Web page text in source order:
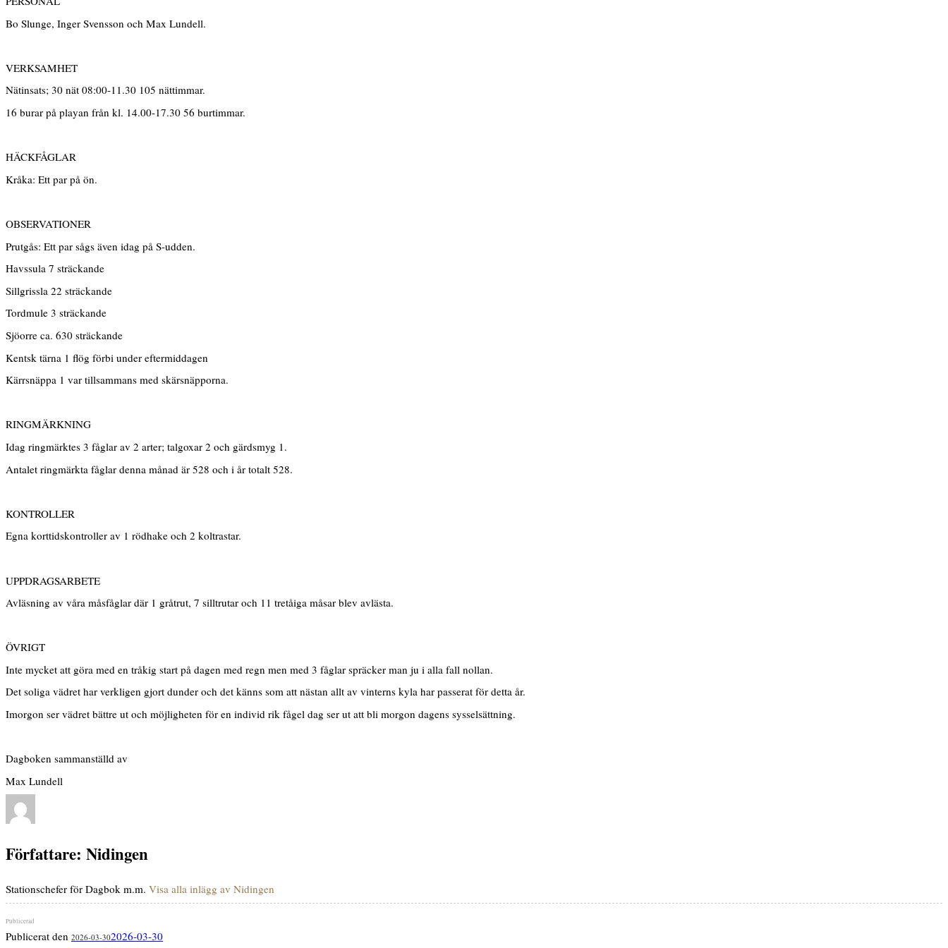
Bo Slunge, Inger Svensson och Max Lundell.
VERKSAMHET
Nätinsats; 30 nät 08:00-11.30 105 nättimmar.
16 burar på playan från kl. 14.00-17.30 56 burtimmar.
HÄCKFÅGLAR
Kråka: Ett par på ön.
OBSERVATIONER
Prutgås: Ett par sågs även idag på S-udden.
Havssula 7 sträckande
Sillgrissla 22 sträckande
Tordmule 3 sträckande
Sjöorre ca. 630 sträckande
Kentsk tärna 1 flög förbi under eftermiddagen
Kärrsnäppa 1 var tillsammans med skärsnäpporna.
RINGMÄRKNING
Idag ringmärktes 3 fåglar av 2 arter; talgoxar 2 och gärdsmyg 1.
Antalet ringmärkta fåglar denna månad är 528 och i år totalt 528.
KONTROLLER
Egna korttidskontroller av 1 rödhake och 2 koltrastar.
UPPDRAGSARBETE
Avläsning av våra måsfåglar där 1 gråtrut, 7 silltrutar och 11 tretåiga måsar blev avlästa.
ÖVRIGT
Inte mycket att göra med en tråkig start på dagen med regn men med 3 fåglar spräcker man ju i alla fall nollan.
Det soliga vädret har verkligen gjort dunder och det känns som att nästan allt av vinterns kyla har passerat för detta år.
Imorgon ser vädret bättre ut och möjligheten för en individ rik fågel dag ser ut att bli morgon dagens sysselsättning.
Dagboken sammanställd av
Max Lundell
Författare: Nidingen
Stationschefer för Dagbok m.m. Visa alla inlägg av Nidingen
Publicerat den 2026-03-302026-03-30